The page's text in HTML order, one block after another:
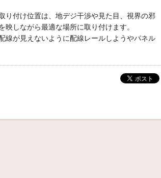
付け位置は、地デジ干渉や見た目、視界の邪
映しながら最適な場所に取り付けます。
が見えないように配線レールしようやパネル